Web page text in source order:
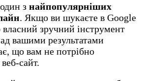
з найпопулярніших
. Якщо ви шукаєте в Google
власний зручний інструмент
вашими результатами
що вам не потрібно
сайт.